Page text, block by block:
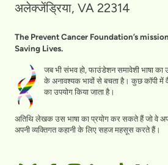
अलेक्जेंड्रिया, VA 22314
The Prevent Cancer Foundation’s
Saving Lives.
जब भी संभव हो, फाउंडेशन समावेशी भाषा
के अनावश्यक भावों से बचता है। कुछ कॉपी में
का उपयोग किया जाता है।
अतिथि लेखक उस भाषा का प्रयोग कर सकते हैं जो वे
अपनी व्यक्तिगत कहानी के लिए सहज महसूस करते हैं।